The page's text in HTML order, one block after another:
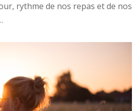
rythme de nos repas et de nos